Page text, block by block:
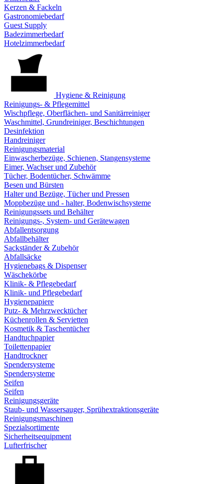
Kerzen & Fackeln
Gastronomiebedarf
Guest Supply
Badezimmerbedarf
Hotelzimmerbedarf
Hygiene & Reinigung
Reinigungs- & Pflegemittel
Wischpflege, Oberflächen- und Sanitärreiniger
Waschmittel, Grundreiniger, Beschichtungen
Desinfektion
Handreiniger
Reinigungsmaterial
Einwascherbezüge, Schienen, Stangensysteme
Eimer, Wachser und Zubehör
Tücher, Bodentücher, Schwämme
Besen und Bürsten
Halter und Bezüge, Tücher und Pressen
Moppbezüge und - halter, Bodenwischsysteme
Reinigungssets und Behälter
Reinigungs-, System- und Gerätewagen
Abfallentsorgung
Abfallbehälter
Sackständer & Zubehör
Abfallsäcke
Hygienebags & Dispenser
Wäschekörbe
Klinik- & Pflegebedarf
Klinik- und Pflegebedarf
Hygienepapiere
Putz- & Mehrzwecktücher
Küchenrollen & Servietten
Kosmetik & Taschentücher
Handtuchpapier
Toilettenpapier
Handtrockner
Spendersysteme
Spendersysteme
Seifen
Seifen
Reinigungsgeräte
Staub- und Wassersauger, Sprühextraktionsgeräte
Reinigungsmaschinen
Spezialsortimente
Sicherheitsequipment
Lufterfrischer